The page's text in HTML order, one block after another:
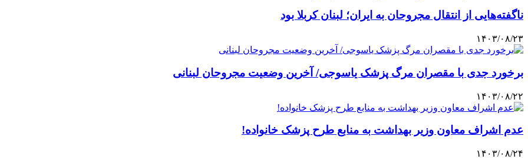
ناگفته‌هایی از انتقال مجروحان به ایران؛ لبنان کربلا بود
۱۴۰۳/۰۸/۲۳
برخورد جدی با مقصران مرگ پزشک یاسوجی/ آخرین وضعیت مجروحان لبنانی
۱۴۰۳/۰۸/۲۲
عدم اشراف معاون وزیر بهداشت به منابع طرح پزشک خانواده!
۱۴۰۳/۰۸/۲۴